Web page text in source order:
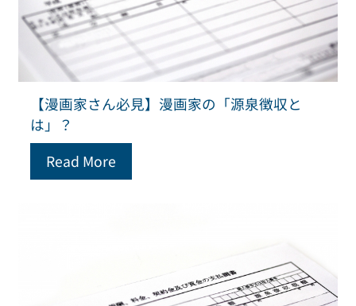
【漫画家さん必見】漫画家の「源泉徴収と
は」？
Read More